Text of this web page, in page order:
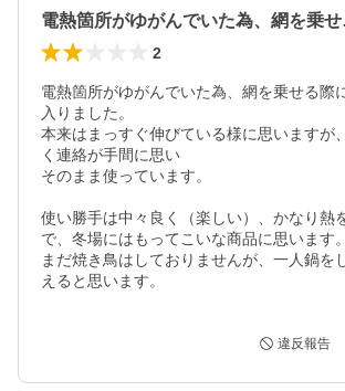
電熱
2
電熱箇所がゆがんでいた為、網を乗せる際
入りました。
本来はまっすぐ伸びている様に思いますが
く連絡が手間に思い
そのまま使っています。
使い勝手は中々良く（楽しい）、かなり熱
で、冬場にはもってこいな商品に思います。
まだ焼き鳥はしておりませんが、一人鍋を
えると思います。
違反報告